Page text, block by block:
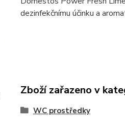
dezinfekčnímu účinku a
Zboží zařazeno v
WC prostředky